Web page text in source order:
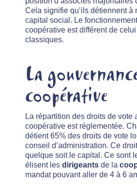
Cela signifie qu’ils détiennent à
capital social. Le
coopérative est différent de
classiques.
La
coopérative
La répartition des droits de vote
coopérative est réglementée.
détient 65% des droits de vote
conseil d’administration. Ce
quelque soit le capital. Ce sont
élisent lesdirigeants de la
mandat pouvant aller de 4 à 6